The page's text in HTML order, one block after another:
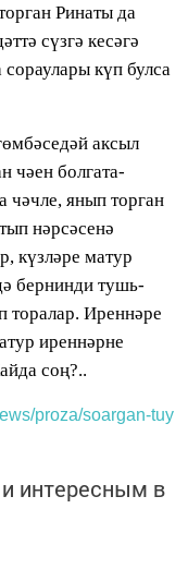
Ринаты да
сүзгә кесәгә
күп булса
аксыл
чәен болгата-
чәчле, янып торган
нәрсәсенә
күзләре матур
бернинди тушь-
торалар. Иреннәре
иреннәрне
соң?..
proza/soargan-tuy
интересным в